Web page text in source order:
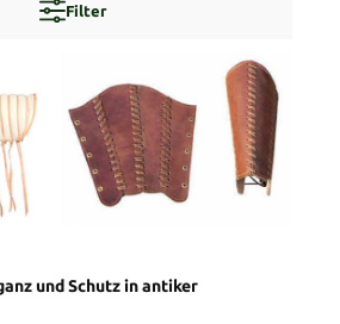
Filter
und Schutz in antiker